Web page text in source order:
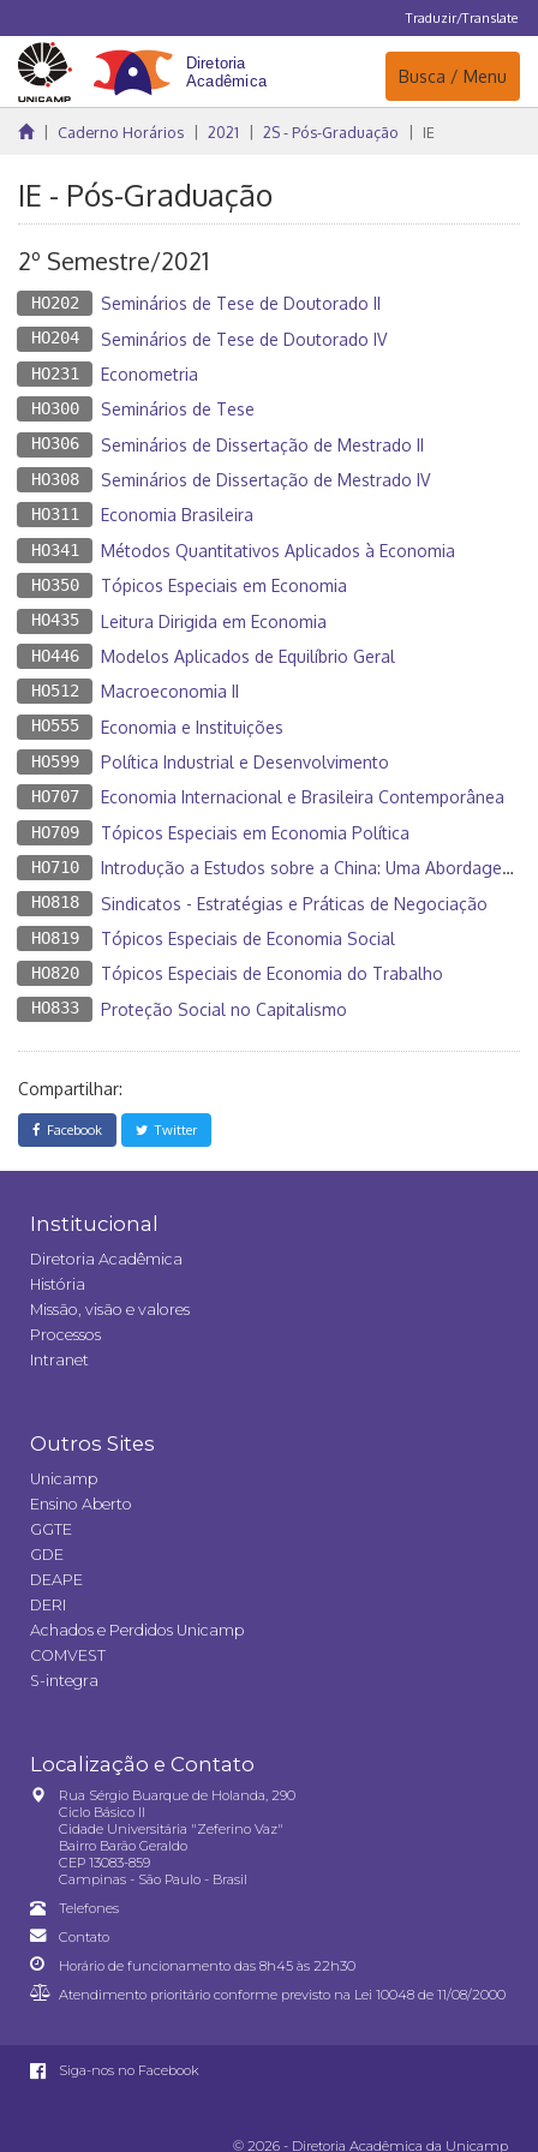
Traduzir/Translate
Navegação
Busca / Menu
Caderno Horários 2021 2S - Pós-Graduação IE
IE - Pós-Graduação
2º Semestre/2021
HO202 Seminários de Tese de Doutorado II
HO204 Seminários de Tese de Doutorado IV
HO231 Econometria
HO300 Seminários de Tese
HO306 Seminários de Dissertação de Mestrado II
HO308 Seminários de Dissertação de Mestrado IV
HO311 Economia Brasileira
HO341 Métodos Quantitativos Aplicados à Economia
HO350 Tópicos Especiais em Economia
HO435 Leitura Dirigida em Economia
HO446 Modelos Aplicados de Equilíbrio Geral
HO512 Macroeconomia II
HO555 Economia e Instituições
HO599 Política Industrial e Desenvolvimento
HO707 Economia Internacional e Brasileira Contemporânea
HO709 Tópicos Especiais em Economia Política
HO710 Introdução a Estudos sobre a China: Uma Abordagem Multidisciplinar
HO818 Sindicatos - Estratégias e Práticas de Negociação
HO819 Tópicos Especiais de Economia Social
HO820 Tópicos Especiais de Economia do Trabalho
HO833 Proteção Social no Capitalismo
Compartilhar:
Facebook Twitter
Institucional
Diretoria Acadêmica
História
Missão, visão e valores
Processos
Intranet
Outros Sites
Unicamp
Ensino Aberto
GGTE
GDE
DEAPE
DERI
Achados e Perdidos Unicamp
COMVEST
S-integra
Localização e Contato
Rua Sérgio Buarque de Holanda, 290
Ciclo Básico II
Cidade Universitária "Zeferino Vaz"
Bairro Barão Geraldo
CEP 13083-859
Campinas - São Paulo - Brasil
Telefones
Contato
Horário de funcionamento das 8h45 às 22h30
Atendimento prioritário conforme previsto na Lei 10048 de 11/08/2000
Siga-nos no Facebook
© 2026 - Diretoria Acadêmica da Unicamp